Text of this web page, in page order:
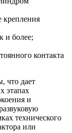
крепления
и более;
контакта
что дает
этапах
и
технического
или